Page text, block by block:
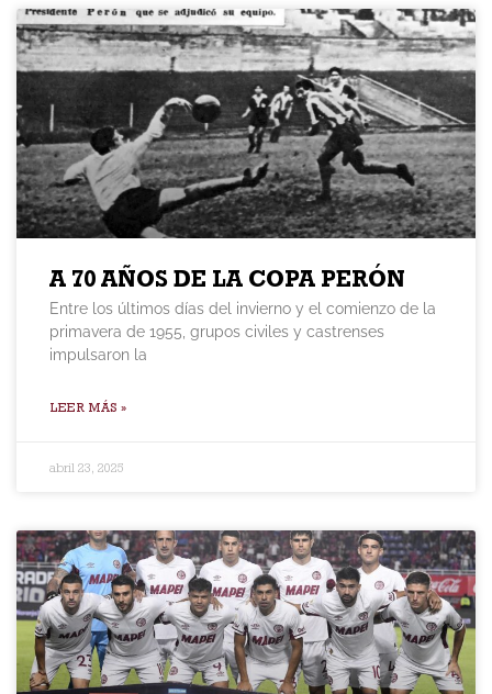
A 70 AÑOS DE LA COPA PERÓN
Entre los últimos días del invierno y el comienzo de la
primavera de 1955, grupos civiles y castrenses
impulsaron la
LEER MÁS »
abril 23, 2025